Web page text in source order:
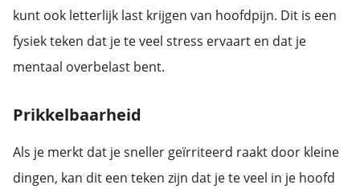
kunt ook letterlijk last krijgen van hoofdpijn. Dit is een
fysiek teken dat je te veel stress ervaart en dat je
mentaal overbelast bent.
Prikkelbaarheid
Als je merkt dat je sneller geïrriteerd raakt door kleine
dingen, kan dit een teken zijn dat je te veel in je hoofd